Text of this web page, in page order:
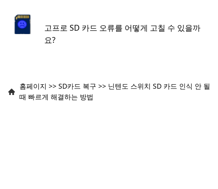
고프로 SD 카드 오류를 어떻게 고칠 수 있을까
요?
홈페이지 >> SD카드 복구 >> 닌텐도 스위치 SD 카드 인식 안 될
때 빠르게 해결하는 방법